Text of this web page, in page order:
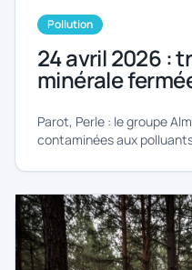
Pollution
24 avril 2026 :
minérale
Ardèche et
bouteille n'est
Parot, Perle : le groupe
contaminées aux